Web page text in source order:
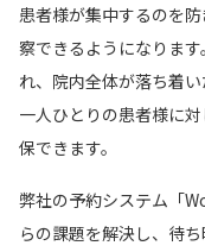
患者様が集中するのを
察できるようになりま
れ、院内全体が落ち着
一人ひとりの患者様に
保できます。
弊社の予約システム「
らの課題を解決し、待